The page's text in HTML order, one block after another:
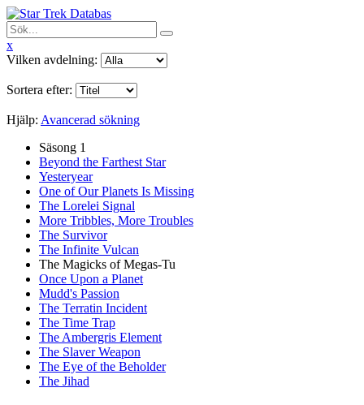
x
Vilken avdelning:
Sortera efter:
Hjälp: Avancerad sökning
Säsong 1
Beyond the Farthest Star
Yesteryear
One of Our Planets Is Missing
The Lorelei Signal
More Tribbles, More Troubles
The Survivor
The Infinite Vulcan
The Magicks of Megas-Tu
Once Upon a Planet
Mudd's Passion
The Terratin Incident
The Time Trap
The Ambergris Element
The Slaver Weapon
The Eye of the Beholder
The Jihad